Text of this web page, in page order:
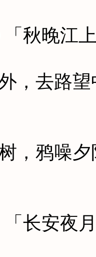
秋晚江上
去路望
鸦噪夕
长安夜